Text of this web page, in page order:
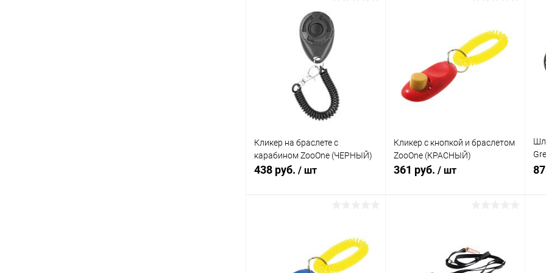
В корзину
Купить в 1
В избранное
Сравнение
В избранное
Кликер на браслете с
карабином ZooOne (ЧЕРНЫЙ)
438 руб. / шт
Сравнение
Кликер с кнопкой и браслетом
ZooOne (КРАСНЫЙ)
361 руб. / шт
Сравнение